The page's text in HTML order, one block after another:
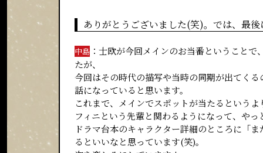
ありがとうございました(笑)。では、最
中島 ：士欧が今回メインのお当番ということ
たが、
今回はその時代の描写や当時の同期が出てく
話になっていると思います。
これまで、メインでスポットが当たるという
フィニという先輩と関わるようになって、や
ドラマ台本のキャラクター詳細のところに「
るといいなと思っています(笑)。